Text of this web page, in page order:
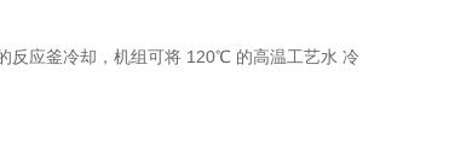
反应釜冷却，机组可将 120℃ 的高温工艺水 冷